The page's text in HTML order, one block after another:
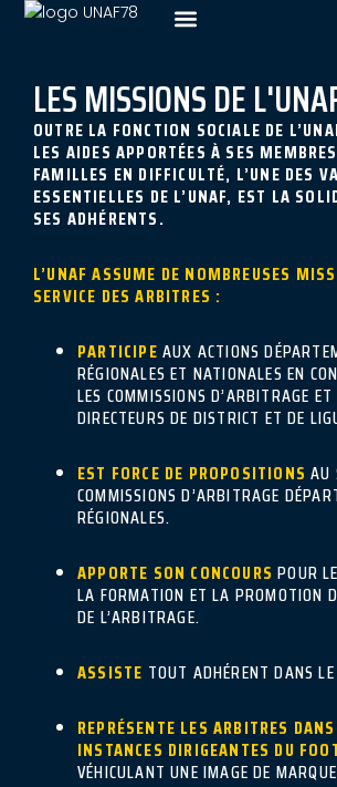
AJOUTEZ VOTRE TITRE ICI
LES MISSIONS DE
OUTRE LA FONCTION SOCIALE DE
LES AIDES APPORTÉES À SES
FAMILLES EN DIFFICULTÉ, L’UNE DES
ESSENTIELLES DE L’UNAF, EST LA
SES ADHÉRENTS.
L’UNAF ASSUME DE NOMBREUSES
SERVICE DES ARBITRES :
PARTICIPE AUX ACTIONS
RÉGIONALES ET NATIONALES EN
LES COMMISSIONS D’ARBITRAGE
DIRECTEURS DE DISTRICT ET DE
EST FORCE DE PROPOSITIONS AU
COMMISSIONS D’ARBITRAGE
RÉGIONALES.
APPORTE SON CONCOURS POUR
LA FORMATION ET LA PROMOTION
DE L’ARBITRAGE.
ASSISTE TOUT ADHÉRENT DANS
REPRÉSENTE LES ARBITRES
INSTANCES DIRIGEANTES DU
VÉHICULANT UNE IMAGE DE